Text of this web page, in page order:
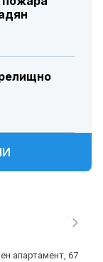
апартамент, 67